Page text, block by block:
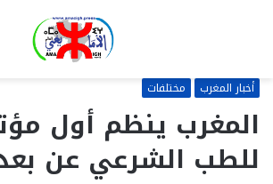
أخبار المغرب مختلفات
المغرب ينظم أول
للطب الشرعي عن